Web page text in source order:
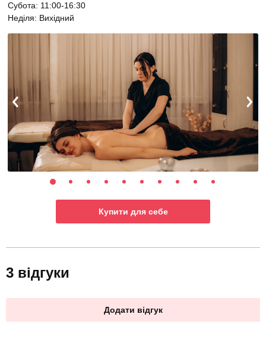
Субота: 11:00-16:30
Неділя: Вихідний
Купити для себе
3 відгуки
Додати відгук